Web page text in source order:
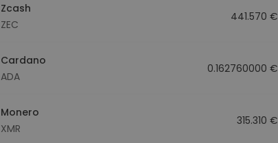
Zcash
ZEC
441.570 €
Cardano
ADA
0.162760000 €
Monero
XMR
315.310 €